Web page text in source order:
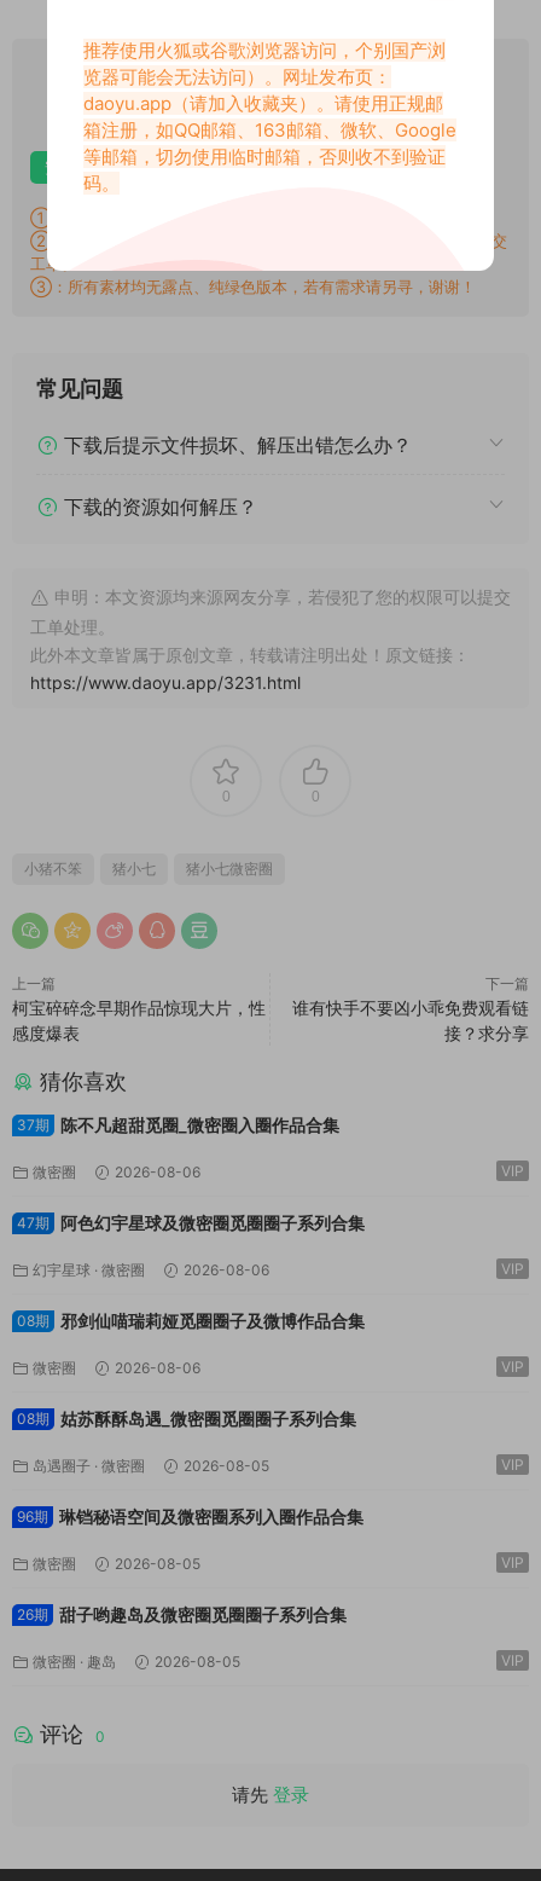
下载价格 VIP专享
仅限VIP下载
升级VIP
安卓解压 苹果解压 电脑解压
①：所有素材切勿外传，仅供欣赏，喜欢请支持原作者！
②：所有素材密码均已测试，遇见问题站内有教程学习，不会再提交
工单。
③：所有素材均无露点、纯绿色版本，若有需求请另寻，谢谢！
常见问题
下载后提示文件损坏、解压出错怎么办？
下载的资源如何解压？
申明：本文资源均来源网友分享，若侵犯了您的权限可以提交
工单处理。
此外本文章皆属于原创文章，转载请注明出处！原文链接：
https://www.daoyu.app/3231.html
0 0
小猪不笨 猪小七 猪小七微密圈
上一篇
柯宝碎碎念早期作品惊现大片，性
感度爆表
下一篇
谁有快手不要凶小乖免费观看链
接？求分享
猜你喜欢
37期 陈不凡超甜觅圈_微密圈入圈作品合集
微密圈 2026-08-06 VIP
47期 阿色幻宇星球及微密圈觅圈圈子系列合集
幻宇星球 · 微密圈 2026-08-06 VIP
08期 邪剑仙喵瑞莉娅觅圈圈子及微博作品合集
微密圈 2026-08-06 VIP
08期 姑苏酥酥岛遇_微密圈觅圈圈子系列合集
岛遇圈子 · 微密圈 2026-08-05 VIP
96期 琳铛秘语空间及微密圈系列入圈作品合集
微密圈 2026-08-05 VIP
26期 甜子哟趣岛及微密圈觅圈圈子系列合集
微密圈 · 趣岛 2026-08-05 VIP
评论 0
请先 登录
推荐使用火狐或谷歌浏览器访问，个别国产浏
览器可能会无法访问）。网址发布页：
daoyu.app （请加入收藏夹）。请使用正规邮
箱注册，如QQ邮箱、163邮箱、微软、Google
等邮箱，切勿使用临时邮箱，否则收不到验证
码。